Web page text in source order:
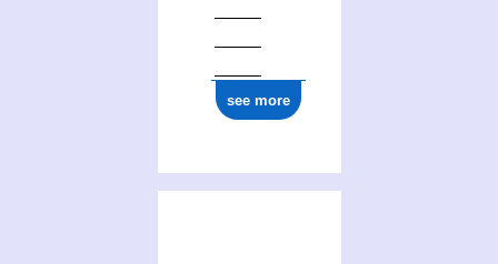
see more